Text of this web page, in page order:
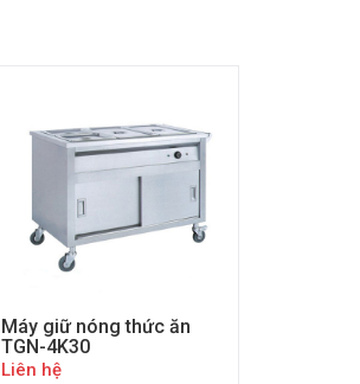
Máy giữ nóng thức ăn
TGN-4K30
Liên hệ